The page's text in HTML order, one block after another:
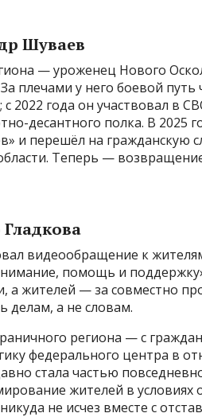
Шуваев
— уроженец Нового
плечами у него боевой
года он участвовал в
десантного полка. В 2025
и перешёл на гражданскую
Теперь —
видеообращение к
помощь и
а жителей — за совместно
делам, а не словам.
региона — с
федерального центра в
стала частью
жителей в
не исчез вместе с